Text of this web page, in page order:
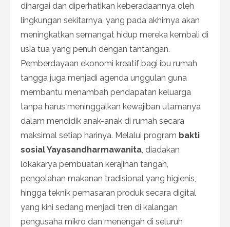
dihargai dan diperhatikan keberadaannya oleh
lingkungan sekitarnya, yang pada akhirnya akan
meningkatkan semangat hidup mereka kembali di
usia tua yang penuh dengan tantangan.
Pemberdayaan ekonomi kreatif bagi ibu rumah
tangga juga menjadi agenda unggulan guna
membantu menambah pendapatan keluarga
tanpa harus meninggalkan kewajiban utamanya
dalam mendidik anak-anak di rumah secara
maksimal setiap harinya. Melalui program bakti
sosial Yayasandharmawanita , diadakan
lokakarya pembuatan kerajinan tangan,
pengolahan makanan tradisional yang higienis,
hingga teknik pemasaran produk secara digital
yang kini sedang menjadi tren di kalangan
pengusaha mikro dan menengah di seluruh